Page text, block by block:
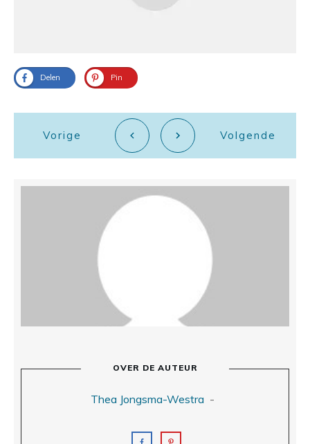
Delen Pin
Vorige Volgende
OVER DE AUTEUR
Thea Jongsma-Westra -